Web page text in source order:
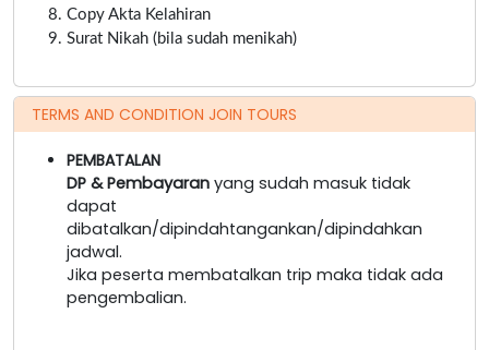
Copy Akta Kelahiran
Surat Nikah (bila sudah menikah)
TERMS AND CONDITION JOIN TOURS
PEMBATALAN
DP & Pembayaran yang sudah masuk tidak
dapat
dibatalkan/dipindahtangankan/dipindahkan
jadwal.
Jika peserta membatalkan trip maka tidak ada
pengembalian.